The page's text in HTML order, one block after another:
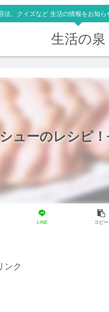
、クイズなど 生活の情報をお知
生活の泉
ューのレシピ
LINE コピー
ンク